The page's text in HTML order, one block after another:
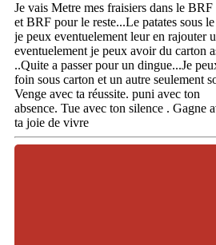
Je vais Metre mes fraisiers dans le
et BRF pour le reste...Le patates sous
je peux eventuelement leur en rajouter
eventuelement je peux avoir du carton
..Quite a passer pour un dingue...Je
foin sous carton et un autre seulement
Venge avec ta réussite. puni avec ton
absence. Tue avec ton silence . Gagne
ta joie de vivre